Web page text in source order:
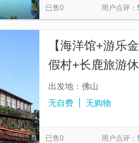
太湖鼋头渚风景区 澳门旅游塔
已售0 用户点评：
【海洋馆+游乐
假村+长鹿旅游
出发地：佛山
无自费
无购物
已售0 用户点评：